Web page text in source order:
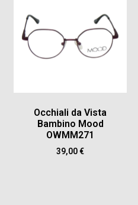
Occhiali da Vista
Bambino Mood
OWMM271
39,00€